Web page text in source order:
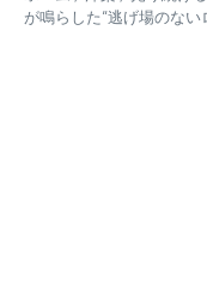
が鳴らした“逃げ場のない